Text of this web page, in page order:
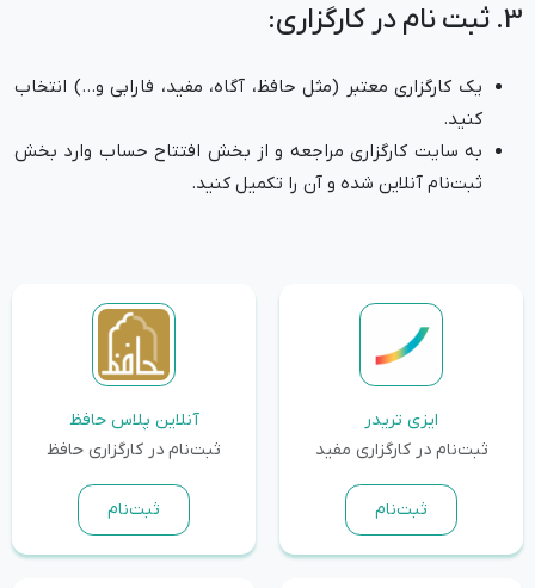
3. ثبت نام در کارگزاری:
یک کارگزاری معتبر (مثل حافظ، آگاه، مفید، فارابی و…) انتخاب
کنید.
به سایت کارگزاری مراجعه و از بخش افتتاح حساب وارد بخش
ثبت‌نام آنلاین شده و آن را تکمیل کنید.
ایزی تریدر
ثبت‌نام در کارگزاری مفید
ثبت‌نام
آنلاین پلاس حافظ
ثبت‌نام در کارگزاری حافظ
ثبت‌نام